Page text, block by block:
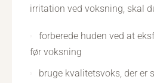
irritation ved voksning, skal
forberede huden ved at
før voksning
bruge kvalitetsvoks, der er